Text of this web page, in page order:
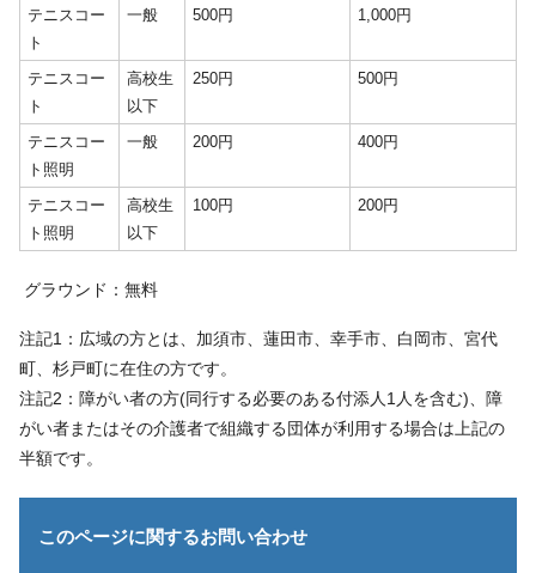
テニスコー
ト
一般 500円 1,000円
テニスコー
ト
高校生
以下
250円 500円
テニスコー
ト照明
一般 200円 400円
テニスコー
ト照明
高校生
以下
100円 200円
グラウンド：無料
注記1：広域の方とは、加須市、蓮田市、幸手市、白岡市、宮代
町、杉戸町に在住の方です。
注記2：障がい者の方(同行する必要のある付添人1人を含む)、障
がい者またはその介護者で組織する団体が利用する場合は上記の
半額です。
このページに関するお問い合わせ